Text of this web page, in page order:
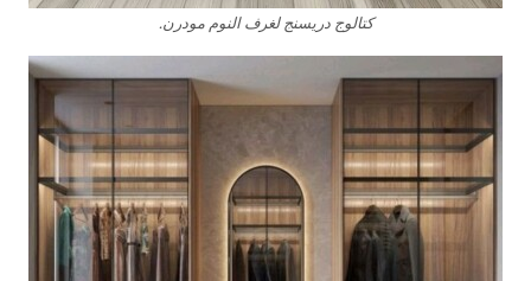
كتالوج دريسنج لغرف النوم مودرن.